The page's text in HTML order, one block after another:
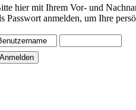
hier mit Ihrem Vor- und
Passwort anmelden, um Ihre